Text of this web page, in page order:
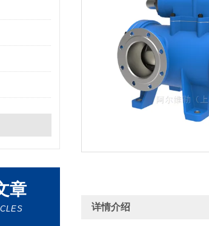
章
详情介绍